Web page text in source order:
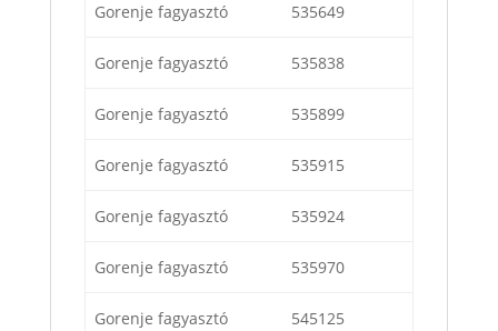
Gorenje fagyasztó 535649
Gorenje fagyasztó 535838
Gorenje fagyasztó 535899
Gorenje fagyasztó 535915
Gorenje fagyasztó 535924
Gorenje fagyasztó 535970
Gorenje fagyasztó 545125